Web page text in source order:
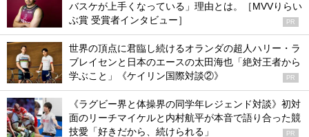
バスケが上手くなっている」理由とは。［MVVりらい
ぶ賞 受賞者インタビュー］
PR
世界の頂点に君臨し続けるオランダの超人ハリー・ラ
ブレイセンと日本のエースの太田海也「絶対王者から
学ぶこと」《ケイリン国際対談②》
PR
《ラグビー界と体操界の同学年レジェンド対談》初対
面のリーチマイケルと内村航平が本音で語り合った競
技愛「好きだから、続けられる」
PR